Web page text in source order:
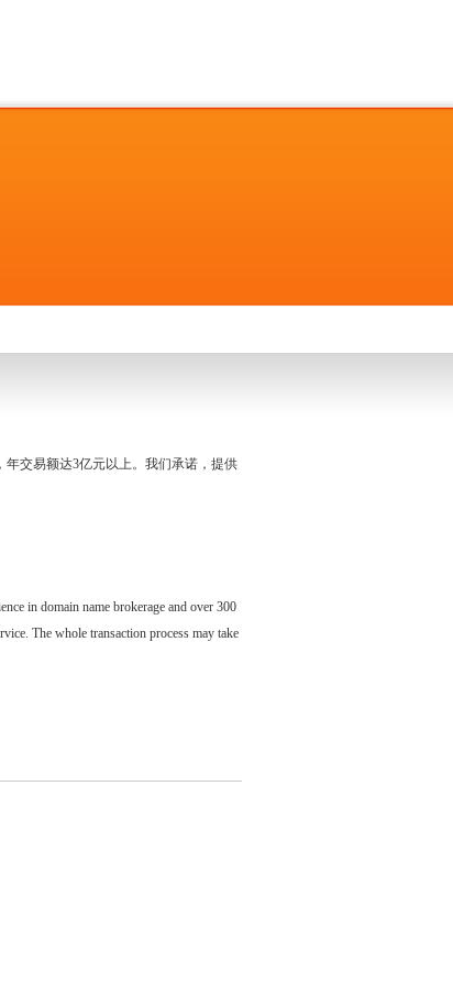
年交易额达3亿元以上。我们承诺，提供
in domain name brokerage and over 300
The whole transaction process may take